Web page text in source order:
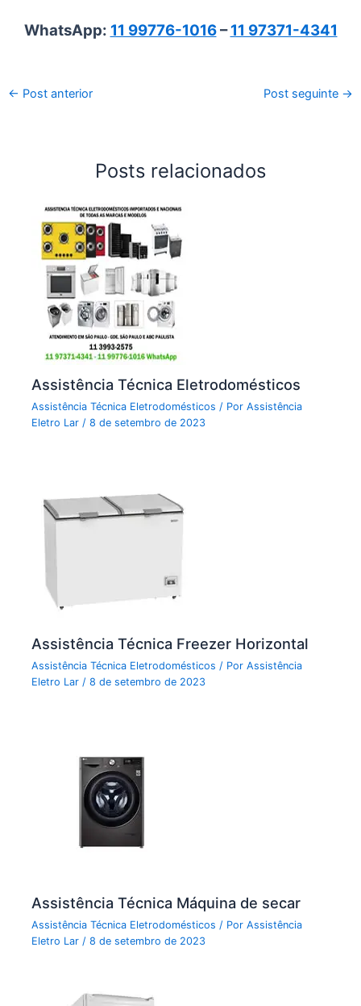
WhatsApp: 11 99776-1016–11 97371-4341
← Post anterior Post seguinte →
Posts relacionados
Assistência Técnica Eletrodomésticos
Assistência Técnica Eletrodomésticos / PorAssistência
Eletro Lar /8 de setembro de 2023
Assistência Técnica Freezer Horizontal
Assistência Técnica Eletrodomésticos / PorAssistência
Eletro Lar/8 de setembro de 2023
Assistência Técnica Máquina de secar
Assistência Técnica Eletrodomésticos / PorAssistência
Eletro Lar/8 de setembro de 2023